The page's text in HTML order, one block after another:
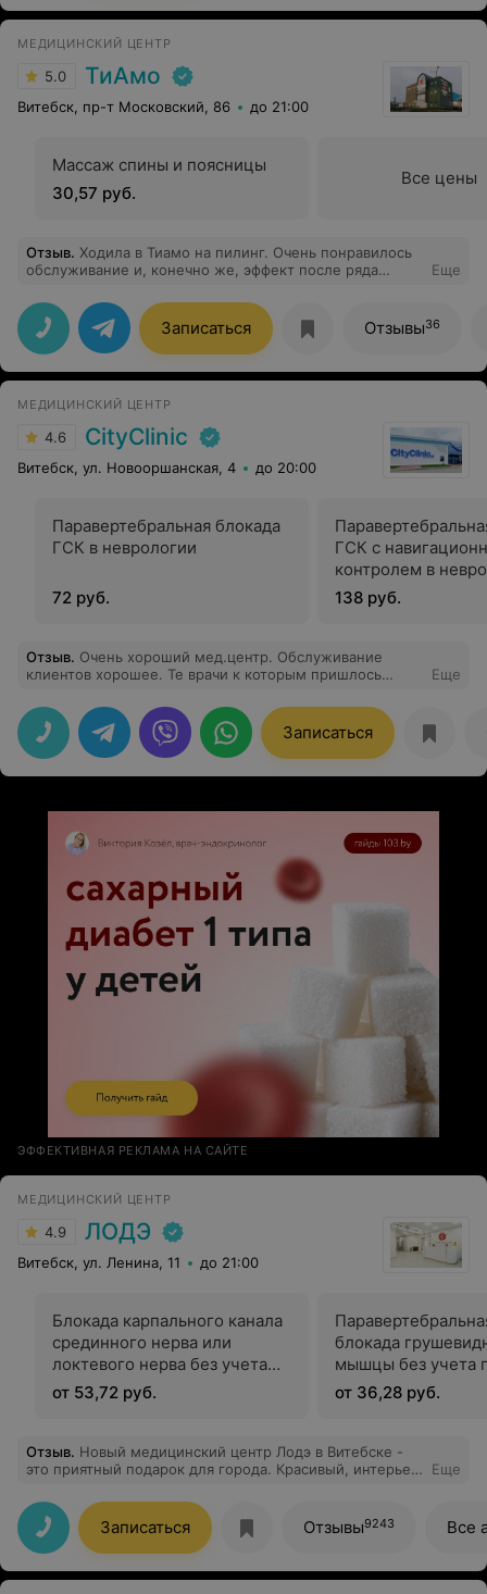
МЕДИЦИНСКИЙ ЦЕНТР
5.0 ТиАмо
Витебск, пр-т Московский, 86 до 21:00
Массаж спины и поясницы
30,57 руб.
Все цены
Отзыв. Ходила в Тиамо на пилинг. Очень понравилось
обслуживание и, конечно же, эффект после ряда
также избавилась от жирного блеска.
Еще
Записаться Отзывы36
МЕДИЦИНСКИЙ ЦЕНТР
4.6 CityClinic
Витебск, ул. Новооршанская, 4 до 20:00
Паравертебральная блокада
ГСК в неврологии
72 руб.
ГСК с
контролем в
138 руб.
Отзыв. Очень хороший мед.центр. Обслуживание
клиентов хорошее. Те врачи к которым пришлось
хорошо обследовали, все объясняли что и как, и
только нужные назначения ничего лишнего.
Отдельное спасибо доктору Ляшкевич З.И. очень
хороший доктор.
Еще
Записаться
ЭФФЕКТИВНАЯ РЕКЛАМА НА САЙТЕ
МЕДИЦИНСКИЙ ЦЕНТР
4.9 ЛОДЭ
Витебск, ул. Ленина, 11 до 21:00
Блокада карпального канала
срединного нерва или
локтевого нерва без учета
препаратов
от 53,72 руб.
блокада
мышцы без учета
от 36,28 руб.
Отзыв. Новый медицинский центр Лодэ в Витебске -
это приятный подарок для города. Красивый, интерьер,
очередей, Специалисты знают своё дело, объясняют,
рекомендуют и направляют. Всё по делу без лишнейг
информации. .
Еще
Записаться Отзывы9243 Все